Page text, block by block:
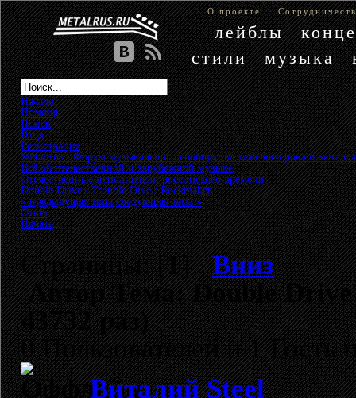
О проекте
лейблы
стили
музыка
Начало
Помощь
Поиск
Вход
Регистрация
MetalRus - Форум музыкального сообщества тяжелого рока и металла
Всё об отечественной и зарубежной музыке»
Отечественные исполнители российского времени»
Double Drive / Trouble Dive / Rockmaker
« предыдущая тема следующая тема »
Ответ
Печать
Страницы: [1]Вниз
АвторТема: Double
43732 раз)
0 Пользователей и 1 Гость
Виталий Steel